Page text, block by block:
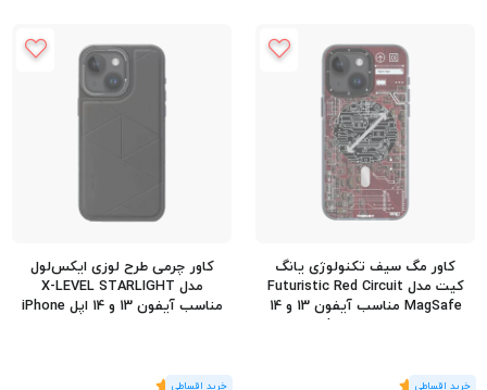
کاور مگ سیف تکنولوژی یانگ
کیت مدل Futuristic Red Circuit
MagSafe مناسب آیفون 13 و 14
کاور چرمی طرح لوزی ایکس‌لول
مدل X-LEVEL STARLIGHT
مناسب آیفون 13 و 14 اپل iPhone